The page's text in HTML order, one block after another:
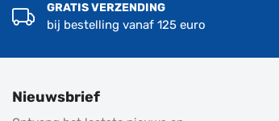
GRATIS VERZENDING
bij bestelling vanaf 125 euro
Nieuwsbrief